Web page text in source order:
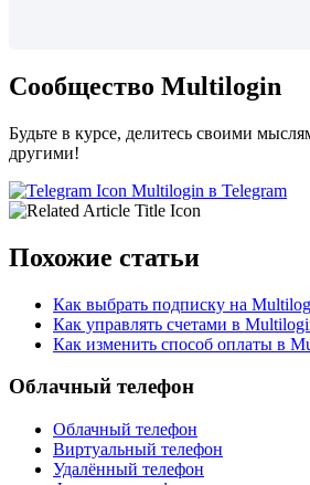
Сообщество Multilogin
Будьте в курсе, делитесь своими
другими!
Multilogin в Telegram
Похожие статьи
Как выбрать подписку на
Как управлять счетами в
Как изменить способ оплаты в
Облачный телефон
Облачный телефон
Виртуальный телефон
Удалённый телефон